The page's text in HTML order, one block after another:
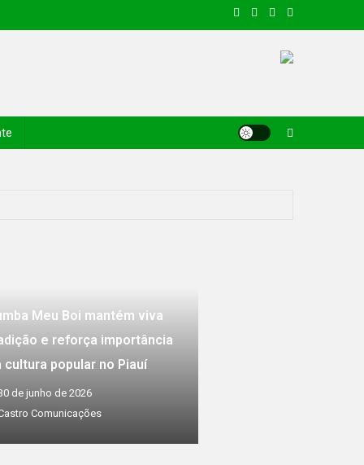
Meu Boi mantém viva
e reforça importância
cultura popular no Piauí
de junho de 2026
Comunicações